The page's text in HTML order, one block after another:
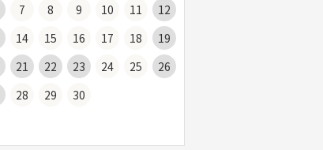
7 8 9 10 11
12
14 15 16 17 18
19
21 22 23 24 25
26
28 29 30